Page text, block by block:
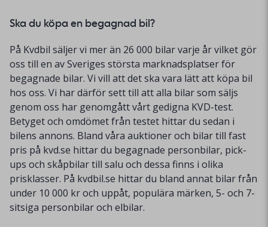
Ska du köpa en begagnad bil?
På Kvdbil säljer vi mer än 26 000 bilar varje år vilket gör
oss till en av Sveriges största marknadsplatser för
begagnade bilar. Vi vill att det ska vara lätt att köpa bil
hos oss. Vi har därför sett till att alla bilar som säljs
genom oss har genomgått vårt gedigna KVD-test.
Betyget och omdömet från testet hittar du sedan i
bilens annons. Bland våra auktioner och bilar till fast
pris på kvd.se hittar du begagnade personbilar, pick-
ups och skåpbilar till salu och dessa finns i olika
prisklasser. På kvdbil.se hittar du bland annat bilar från
under 10 000 kr och uppåt, populära märken, 5- och 7-
sitsiga personbilar och elbilar.